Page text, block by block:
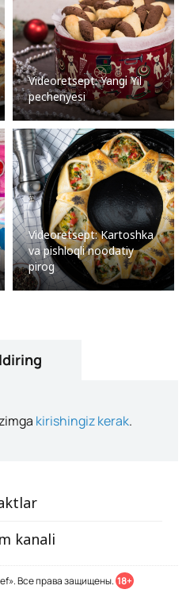
Videoretsept: Yangi Yil
pechenyesi
Videoretsept: Kartoshka
va pishloqli noodatiy
pirog
kirishingiz kerak.
kanali
Все права защищены. 18+